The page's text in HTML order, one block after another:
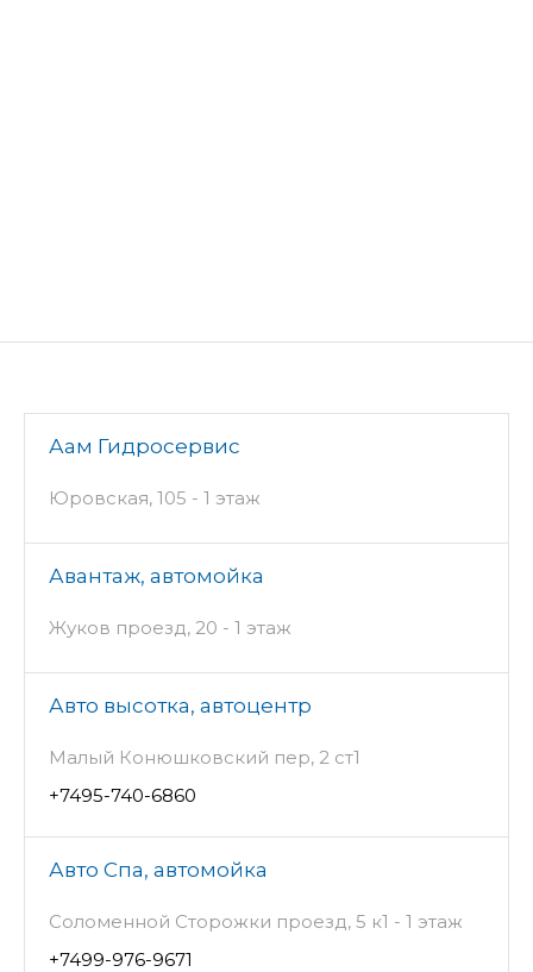
Аам Гидросервис
Юровская, 105 - 1 этаж
Авантаж, автомойка
Жуков проезд, 20 - 1 этаж
Авто высотка, автоцентр
Малый Конюшковский пер, 2 ст1
+7495-740-6860
Авто Спа, автомойка
Соломенной Сторожки проезд, 5 к1 - 1 этаж
+7499-976-9671